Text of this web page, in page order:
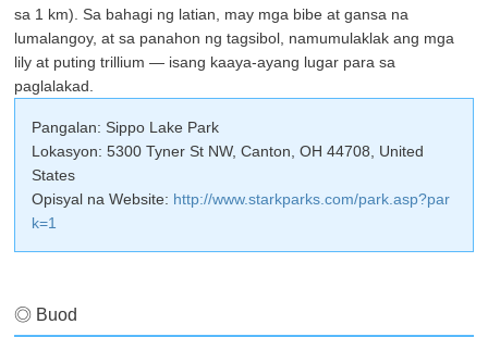
sa 1 km). Sa bahagi ng latian, may mga bibe at gansa na
lumalangoy, at sa panahon ng tagsibol, namumulaklak ang mga
lily at puting trillium — isang kaaya-ayang lugar para sa
paglalakad.
Pangalan: Sippo Lake Park
Lokasyon: 5300 Tyner St NW, Canton, OH 44708, United
States
Opisyal na Website: http://www.starkparks.com/park.asp?par
k=1
◎ Buod